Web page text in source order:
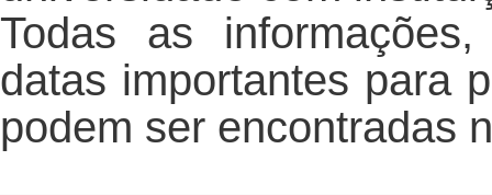
Todas as
datas importantes para
podem ser encontradas